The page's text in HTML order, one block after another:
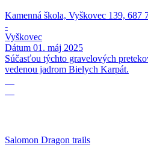
Kamenná škola, Vyškovec 139, 687
-
Vyškovec
Dátum 01. máj 2025
Súčasťou týchto gravelových
vedenou jadrom Bielych Karpát.
Salomon Dragon trails